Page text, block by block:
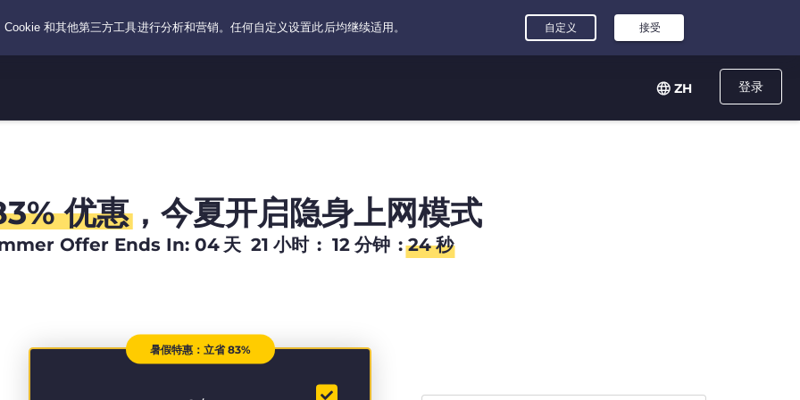
登录
ZH
优惠，今夏开启隐身上网模式
Offer Ends In: 04 天 21 小时 : 12 分钟 : 24 秒
暑假特惠：立省 83%